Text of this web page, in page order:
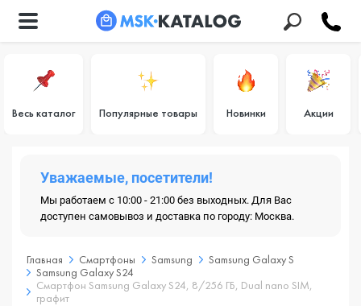
Весь каталог Популярные товары Новинки Акции
Уважаемые, посетители!
Мы работаем с 10:00 - 21:00 без выходных. Для Вас
доступен самовывоз и доставка по городу: Москва.
Главная Смартфоны Samsung
Samsung Galaxy S
Samsung Galaxy S24
Смартфон Samsung Galaxy S24, 8/256 ГБ, Dual nano SIM,
графит